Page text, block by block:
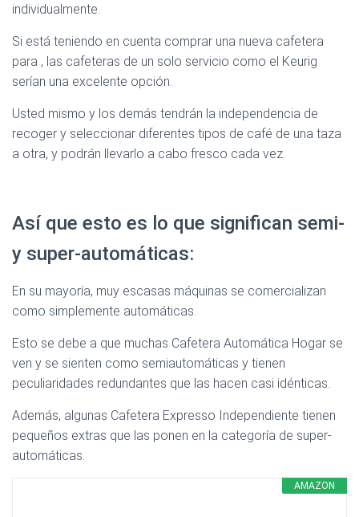
individualmente.
Si está teniendo en cuenta comprar una nueva cafetera
para , las cafeteras de un solo servicio como el Keurig
serían una excelente opción.
Usted mismo y los demás tendrán la independencia de
recoger y seleccionar diferentes tipos de café de una taza
a otra, y podrán llevarlo a cabo fresco cada vez.
Así que esto es lo que significan semi-
y super-automáticas:
En su mayoría, muy escasas máquinas se comercializan
como simplemente automáticas.
Esto se debe a que muchas Cafetera Automática Hogar se
ven y se sienten como semiautomáticas y tienen
peculiaridades redundantes que las hacen casi idénticas.
Además, algunas Cafetera Expresso Independiente tienen
pequeños extras que las ponen en la categoría de super-
automáticas.
AMAZON